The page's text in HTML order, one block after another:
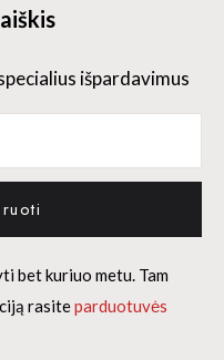
išpardavimus
bet kuriuo metu. Tam
rasiteparduotuvės